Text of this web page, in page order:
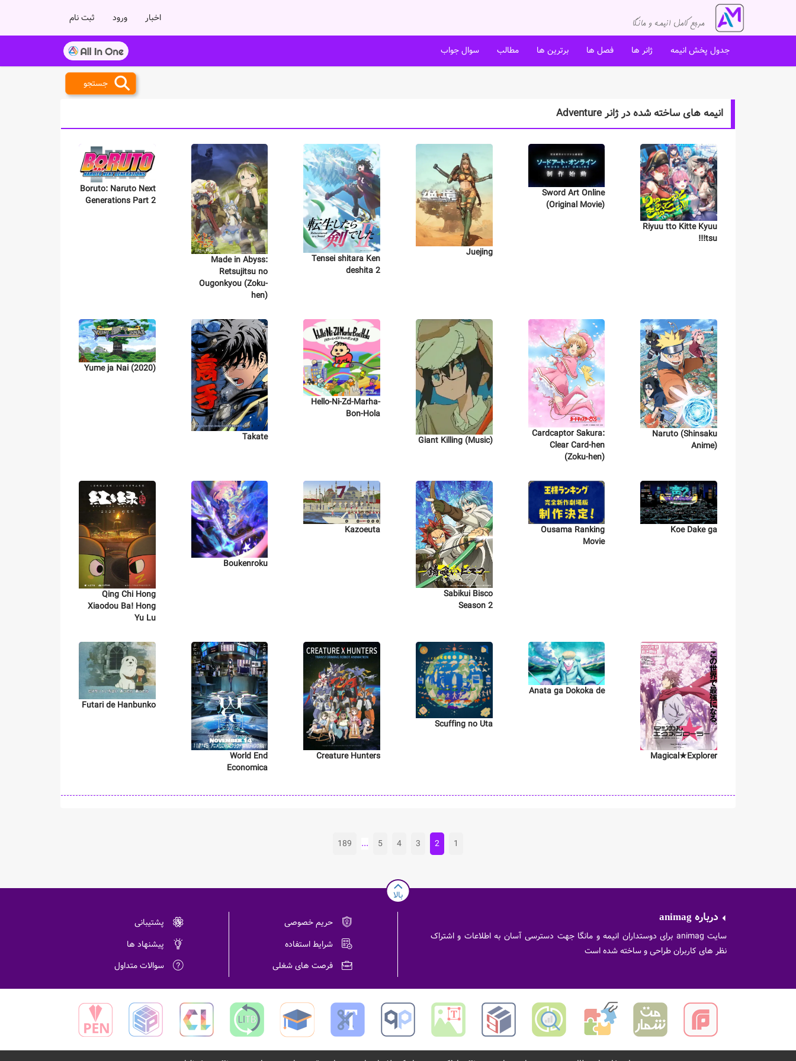
اخبار ورود ثبت نام
جدول پخش انیمه ژانر ها فصل ها برترین ها مطالب سوال جواب
جستجو
انیمه های ساخته شده در ژانر Adventure
Riyuu tto Kitte Kyuu
tsu!!!
Sword Art Online
(Original Movie)
Juejing
Tensei shitara Ken
deshita 2
Made in Abyss:
Retsujitsu no
Ougonkyou (Zoku-
hen)
Boruto: Naruto Next
Generations Part 2
Naruto (Shinsaku
Anime)
Cardcaptor Sakura:
Clear Card-hen
(Zoku-hen)
Giant Killing (Music)
Hello-Ni-Zd-Marha-
Bon-Hola
Takate
Yume ja Nai (2020)
Koe Dake ga
Ousama Ranking
Movie
Sabikui Bisco
Season 2
Kazoeuta
Boukenroku
Qing Chi Hong
Xiaodou Ba! Hong
Yu Lu
Magical★Explorer
Anata ga Dokoka de
Scuffing no Uta
Creature Hunters
World End
Economica
Futari de Hanbunko
1
2
3
4
5
...
189
بالا
درباره animag
سایت animag برای دوستداران انیمه و مانگا جهت دسترسی آسان به اطلاعات و اشتراک
نظر های کاربران طراحی و ساخته شده است
حریم خصوصی
شرایط استفاده
فرصت های شغلی
پشتیبانی
پیشنهاد ها
سوالات متداول